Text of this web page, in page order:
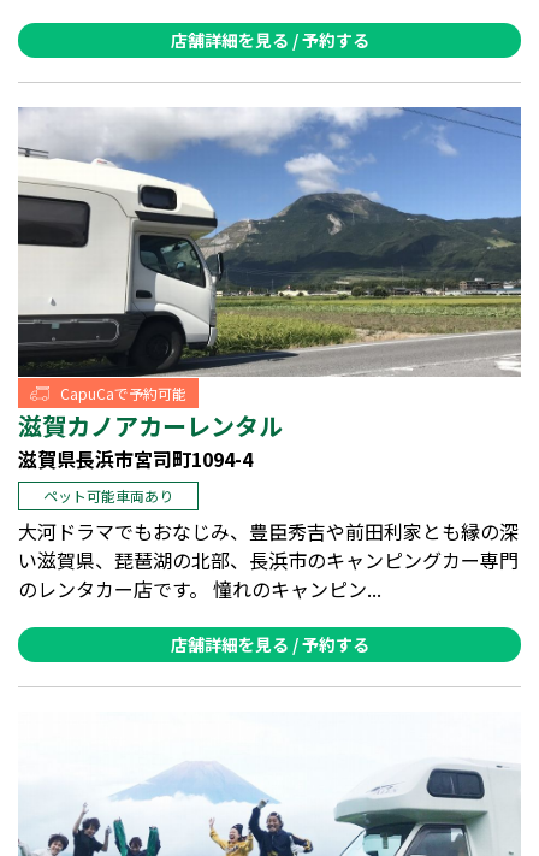
店舗詳細を見る / 予約する
CapuCaで予約可能
滋賀カノアカーレンタル
滋賀県長浜市宮司町1094-4
ペット可能車両あり
大河ドラマでもおなじみ、豊臣秀吉や前田利家とも縁の深
い滋賀県、琵琶湖の北部、長浜市のキャンピングカー専門
のレンタカー店です。 憧れのキャンピン...
店舗詳細を見る / 予約する